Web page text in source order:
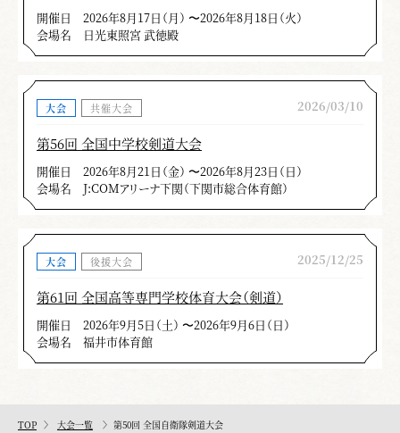
開催日
2026年8月17日（月） 〜2026年8月18日（火）
会場名
日光東照宮 武徳殿
大会 共催大会 2026/03/10
第56回 全国中学校剣道大会
開催日
2026年8月21日（金） 〜2026年8月23日（日）
会場名
J:COMアリーナ下関（下関市総合体育館）
大会 後援大会 2025/12/25
第61回 全国高等専門学校体育大会（剣道）
開催日
2026年9月5日（土） 〜2026年9月6日（日）
会場名
福井市体育館
TOP 大会一覧 第50回 全国自衛隊剣道大会